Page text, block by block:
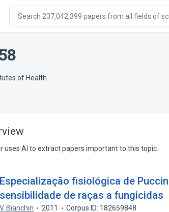
Search 237,042,399 papers from all fields of
of Health
uses AI to extract papers important to this topic.
Especialização fisiológica de
sensibilidade de raças a fungicidas
V. Bianchin 2011
Corpus ID: 182659848